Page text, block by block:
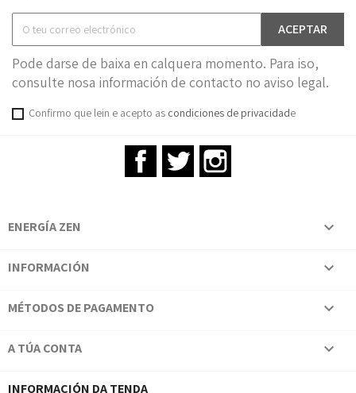
Pode darse de baixa en calquera momento. Para iso,
consulte nosa información de contacto no aviso legal.
Confirmo que lein e acepto as condiciones de privacidade
FacebookTwitter
ENERGÍA ZEN 
INFORMACIÓN 
MÉTODOS DE PAGAMENTO 
A TÚA CONTA 
INFORMACIÓN DA TENDA